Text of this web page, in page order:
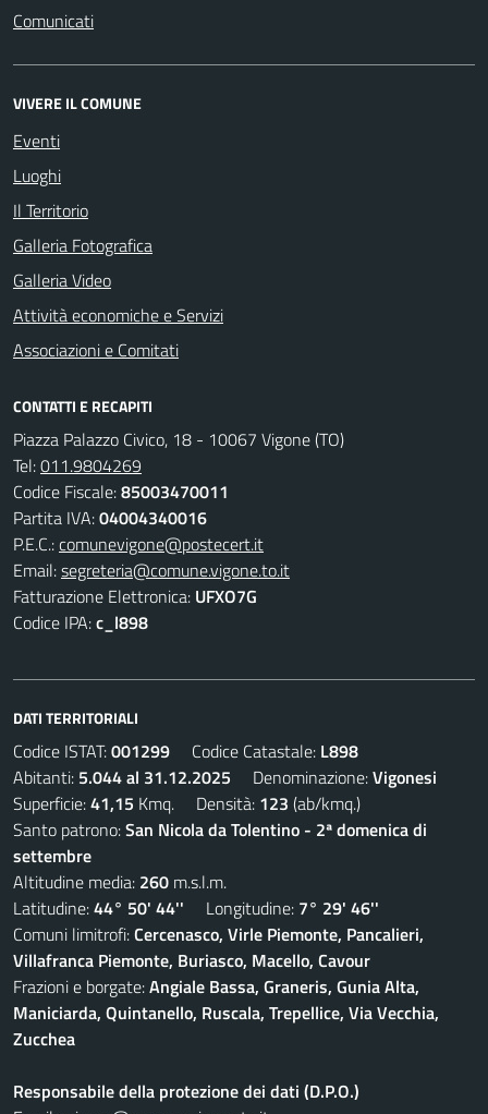
Comunicati
VIVERE IL COMUNE
Eventi
Luoghi
Il Territorio
Galleria Fotografica
Galleria Video
Attività economiche e Servizi
Associazioni e Comitati
CONTATTI E RECAPITI
Piazza Palazzo Civico, 18 - 10067 Vigone (TO)
Tel:011.9804269
Codice Fiscale:85003470011
Partita IVA:04004340016
P.E.C.:comunevigone@postecert.it
Email:segreteria@comune.vigone.to.it
Fatturazione Elettronica: UFXO7G
Codice IPA:c_l898
DATI TERRITORIALI
Codice ISTAT:001299 Codice Catastale: L898
Abitanti: 5.044 al 31.12.2025 Denominazione:Vigonesi
Superficie:41,15 Kmq. Densità: 123 (ab/kmq.)
Santo patrono:San Nicola da Tolentino - 2ª domenica di
settembre
Altitudine media: 260 m.s.l.m.
Latitudine:44° 50' 44'' Longitudine: 7° 29' 46''
Comuni limitrofi:Cercenasco, Virle Piemonte, Pancalieri,
Villafranca Piemonte, Buriasco, Macello, Cavour
Frazioni e borgate:Angiale Bassa, Graneris, Gunia Alta,
Maniciarda, Quintanello, Ruscala, Trepellice, Via Vecchia,
Zucchea
Responsabile della protezione dei dati (D.P.O.)